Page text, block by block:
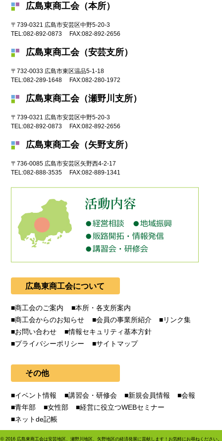
広島東商工会（本所）
〒739-0321 広島市安芸区中野5-20-3
TEL:082-892-0873 FAX:082-892-2656
広島東商工会（安芸支所）
〒732-0033 広島市東区温品5-1-18
TEL:082-289-1648 FAX:082-280-1972
広島東商工会（瀬野川支所）
〒739-0321 広島市安芸区中野5-20-3
TEL:082-892-0873 FAX:082-892-2656
広島東商工会（矢野支所）
〒736-0085 広島市安芸区矢野西4-2-17
TEL:082-888-3535 FAX:082-889-1341
広島東商工会について
商工会のご案内
本所・各支所案内
商工会からのお知らせ
会員の事業所紹介
リンク集
お問い合わせ
情報セキュリティ基本方針
プライバシーポリシー
サイトマップ
その他
イベント情報 講習会・研修会 新規会員情報
会報
青年部
女性部
経営に役立つWEBセミナー
ネットde記帳
© 2016 広島東商工会は安芸地区、瀬野川地区、矢野地区の経済発展に貢献します！お気軽にお尋ねください。